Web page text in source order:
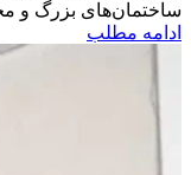
ساختمان‌های بزرگ و
ادامه مطلب